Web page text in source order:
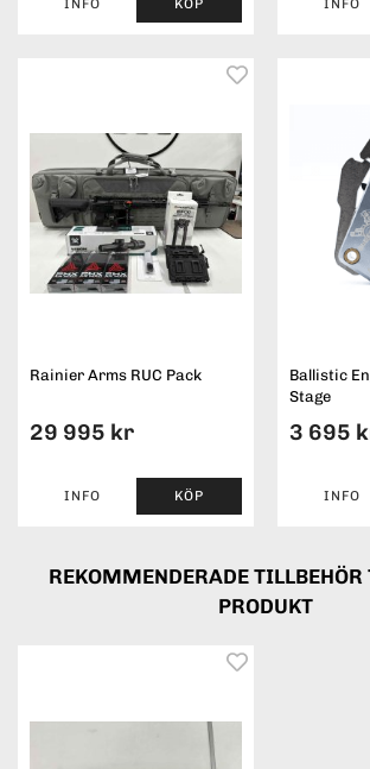
Rainier Arms RUC Pack
29 995 kr
INFO KÖP
Ballistic
Stage
3 695
INFO
REKOMMENDERADE TILLBEHÖR
PRODUKT